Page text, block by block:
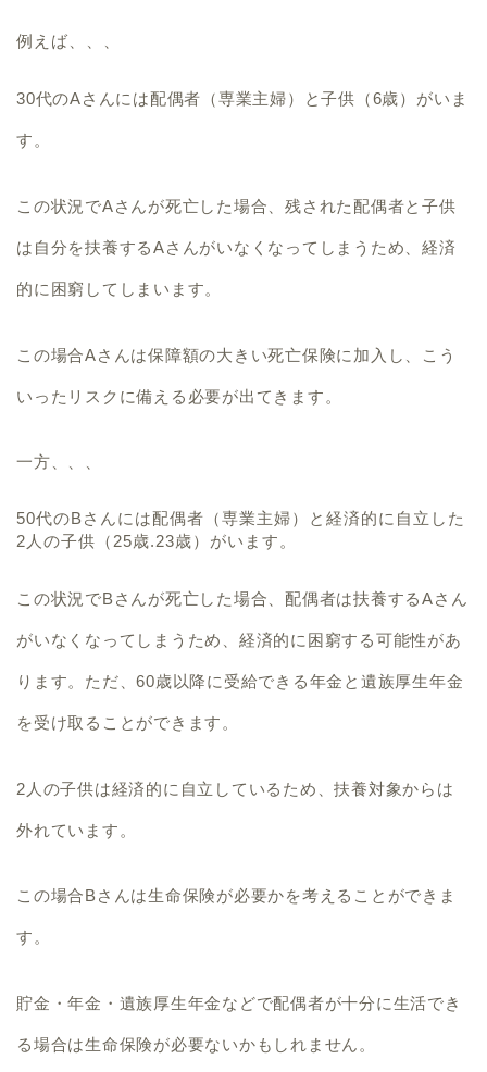
例えば、、、
30代のAさんには配偶者（専業主婦）と子供（6歳）がいま
す。
この状況でAさんが死亡した場合、残された配偶者と子供
は自分を扶養するAさんがいなくなってしまうため、経済
的に困窮してしまいます。
この場合Aさんは保障額の大きい死亡保険に加入し、こう
いったリスクに備える必要が出てきます。
一方、、、
50代のBさんには配偶者（専業主婦）と経済的に自立した
2人の子供（25歳.23歳）がいます。
この状況でBさんが死亡した場合、配偶者は扶養するAさん
がいなくなってしまうため、経済的に困窮する可能性があ
ります。ただ、60歳以降に受給できる年金と遺族厚生年金
を受け取ることができます。
2人の子供は経済的に自立しているため、扶養対象からは
外れています。
この場合Bさんは生命保険が必要かを考えることができま
す。
貯金・年金・遺族厚生年金などで配偶者が十分に生活でき
る場合は生命保険が必要ないかもしれません。